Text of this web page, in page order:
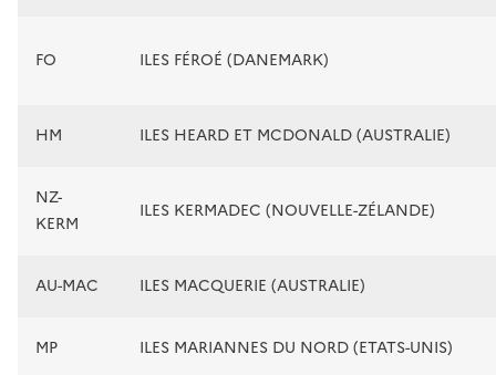
FO ILES FÉROÉ (DANEMARK)
HM ILES HEARD ET MCDONALD (AUSTRALIE)
NZ-
KERM
ILES KERMADEC (NOUVELLE-ZÉLANDE)
AU-MAC ILES MACQUERIE (AUSTRALIE)
MP ILES MARIANNES DU NORD (ETATS-UNIS)